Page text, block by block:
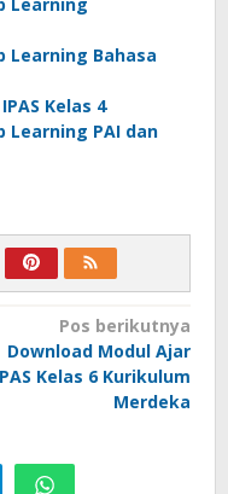
Learning
Learning Bahasa
Kelas 4
Learning PAI dan
Pos berikutnya
Download Modul Ajar
Kelas 6 Kurikulum
Merdeka